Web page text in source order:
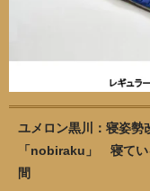
ユメロン黒川：寝姿勢
「nobiraku」 寝てい
間